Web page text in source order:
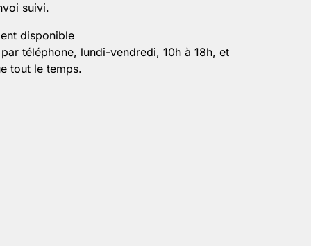
suivi.
disponible
téléphone, lundi-vendredi, 10h à 18h, et
tout le temps.